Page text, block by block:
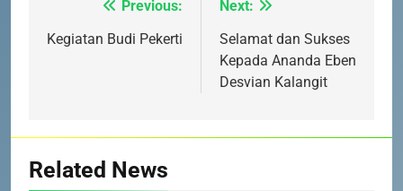
Navigasi
pos
Previous:
Kegiatan Budi Pekerti
Next:
Selamat dan Sukses
Kepada Ananda Eben
Desvian Kalangit
Related News
PENDAFTAR SPMB 2026 KEPRI
PRESTASI SISWA